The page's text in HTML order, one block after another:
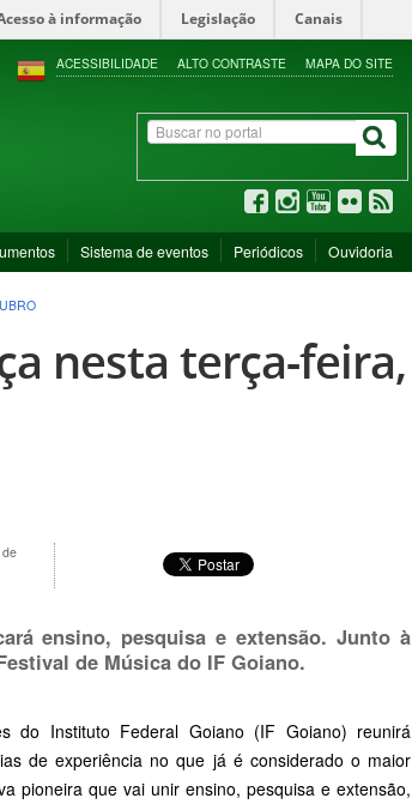
à informação Legislação Canais
ACESSIBILIDADE ALTO CONTRASTE MAPA DO SITE
Sistema de eventos Periódicos Ouvidoria
nesta terça-feira,
de
ensino, pesquisa e extensão. Junto à
de Música do IF Goiano.
do Instituto Federal Goiano (IF Goiano) reunirá
de experiência no que já é considerado o maior
pioneira que vai unir ensino, pesquisa e extensão,